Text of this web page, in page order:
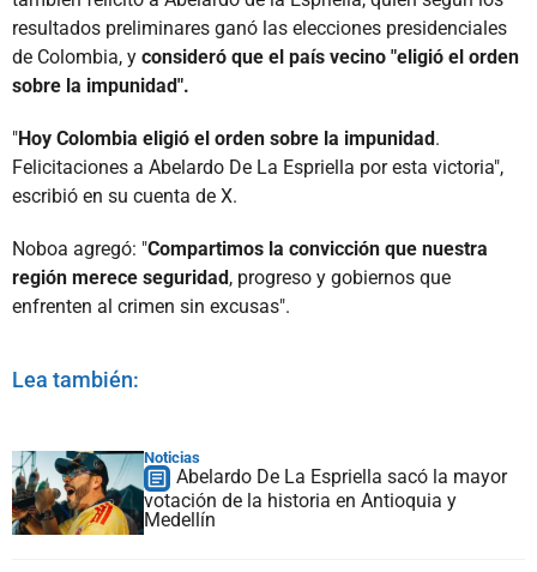
resultados preliminares ganó las elecciones presidenciales
de Colombia, y consideró que el país vecino "eligió el orden
sobre la impunidad".
"Hoy Colombia eligió el orden sobre la impunidad.
Felicitaciones a Abelardo De La Espriella por esta victoria",
escribió en su cuenta de X.
Noboa agregó: "Compartimos la convicción que nuestra
región merece seguridad, progreso y gobiernos que
enfrenten al crimen sin excusas".
Lea también:
Noticias
Abelardo De La Espriella sacó la mayor
votación de la historia en Antioquia y
Medellín